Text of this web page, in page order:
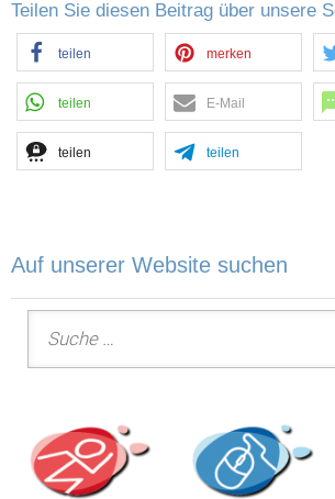
Teilen Sie diesen Beitrag über unsere
teilen merken
teilen E-Mail
teilen teilen
Auf unserer Website suchen
Suche nach: